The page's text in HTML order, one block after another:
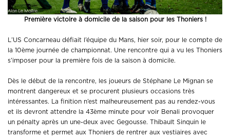
Première victoire à domicile de la saison pour les Thoniers !
L’US Concarneau défiait l’équipe du Mans, hier soir, pour le compte de
la 10ème journée de championnat. Une rencontre qui a vu les Thoniers
s’imposer pour la première fois de la saison à domicile.
Dès le début de la rencontre, les joueurs de Stéphane Le Mignan se
montrent dangereux et se procurent plusieurs occasions très
intéressantes. La finition n’est malheureusement pas au rendez-vous
et ils devront attendre la 43ème minute pour voir Benali provoquer
un pénalty après un une-deux avec Gegousse. Thibault Sinquin le
transforme et permet aux Thoniers de rentrer aux vestiaires avec